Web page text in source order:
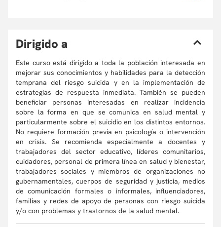
Dirigido a
Este curso está dirigido a toda la población interesada en
mejorar sus conocimientos y habilidades para la detección
temprana del riesgo suicida y en la implementación de
estrategias de respuesta inmediata. También se pueden
beneficiar personas interesadas en realizar incidencia
sobre la forma en que se comunica en salud mental y
particularmente sobre el suicidio en los distintos entornos.
No requiere formación previa en psicología o intervención
en crisis. Se recomienda especialmente a docentes y
trabajadores del sector educativo, líderes comunitarios,
cuidadores, personal de primera línea en salud y bienestar,
trabajadores sociales y miembros de organizaciones no
gubernamentales, cuerpos de seguridad y justicia, medios
de comunicación formales o informales, influenciadores,
familias y redes de apoyo de personas con riesgo suicida
y/o con problemas y trastornos de la salud mental.